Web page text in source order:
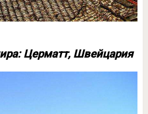
Церматт, Швейцария